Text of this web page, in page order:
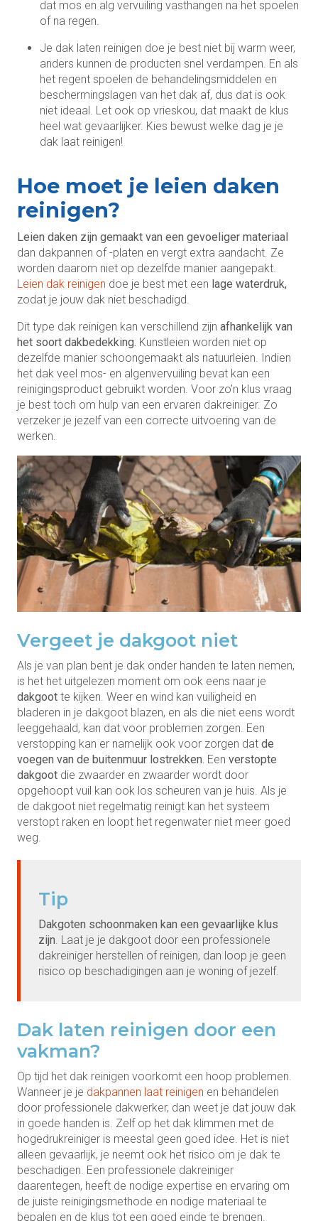
dat mos en alg vervuiling vasthangen na het spoelen
of na regen.
Je dak laten reinigen doe je best niet bij warm weer,
anders kunnen de producten snel verdampen. En als
het regent spoelen de behandelingsmiddelen en
beschermingslagen van het dak af, dus dat is ook
niet ideaal. Let ook op vrieskou, dat maakt de klus
heel wat gevaarlijker. Kies bewust welke dag je je
dak laat reinigen!
Hoe moet je leien daken
reinigen?
Leien daken zijn gemaakt van een gevoeliger materiaal
dan dakpannen of -platen en vergt extra aandacht. Ze
worden daarom niet op dezelfde manier aangepakt.
Leien dak reinigen doe je best met een lage waterdruk,
zodat je jouw dak niet beschadigd.
Dit type dak reinigen kan verschillend zijn afhankelijk van
het soort dakbedekking. Kunstleien worden niet op
dezelfde manier schoongemaakt als natuurleien. Indien
het dak veel mos- en algenvervuiling bevat kan een
reinigingsproduct gebruikt worden. Voor zo’n klus vraag
je best toch om hulp van een ervaren dakreiniger. Zo
verzeker je jezelf van een correcte uitvoering van de
werken.
Vergeet je dakgoot niet
Als je van plan bent je dak onder handen te laten nemen,
is het het uitgelezen moment om ook eens naar je
dakgoot te kijken. Weer en wind kan vuiligheid en
bladeren in je dakgoot blazen, en als die niet eens wordt
leeggehaald, kan dat voor problemen zorgen. Een
verstopping kan er namelijk ook voor zorgen dat de
voegen van de buitenmuur lostrekken. Een verstopte
dakgoot die zwaarder en zwaarder wordt door
opgehoopt vuil kan ook los scheuren van je huis. Als je
de dakgoot niet regelmatig reinigt kan het systeem
verstopt raken en loopt het regenwater niet meer goed
weg.
Tip
Dakgoten schoonmaken kan een gevaarlijke klus
zijn . Laat je je dakgoot door een professionele
dakreiniger herstellen of reinigen, dan loop je geen
risico op beschadigingen aan je woning of jezelf.
Dak laten reinigen door een
vakman?
Op tijd het dak reinigen voorkomt een hoop problemen.
Wanneer je je dakpannen laat reinigen en behandelen
door professionele dakwerker, dan weet je dat jouw dak
in goede handen is. Zelf op het dak klimmen met de
hogedrukreiniger is meestal geen goed idee. Het is niet
alleen gevaarlijk, je neemt ook het risico om je dak te
beschadigen. Een professionele dakreiniger
daarentegen, heeft de nodige expertise en ervaring om
de juiste reinigingsmethode en nodige materiaal te
bepalen en de klus tot een goed einde te brengen.